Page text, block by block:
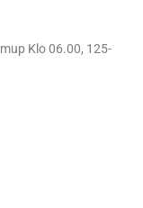
Klo 06.00, 125-